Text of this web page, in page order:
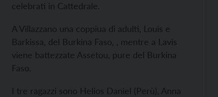
celebrati in Cattedrale.
A Villazzano una coppiua di adulti, Louis e
Barkissa, del Burkina Faso, , mentre a Lavis
viene battezzate Assetou, pure del Burkina
Faso.
I tre ragazzi sono Helios Daniel (Perù), Anna